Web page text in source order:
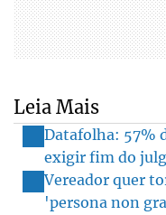
Leia Mais
Datafolha: 57%
exigir fim do
Vereador quer
'persona non